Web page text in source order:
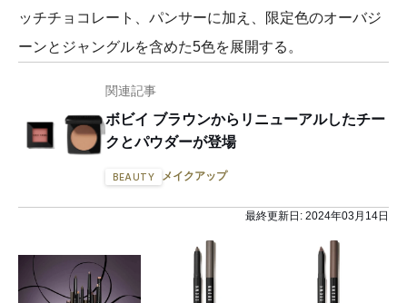
ッチチョコレート、パンサーに加え、限定色のオーバジ
ーンとジャングルを含めた5色を展開する。
関連記事
ボビイ ブラウンからリニューアルしたチー
クとパウダーが登場
BEAUTY メイクアップ
最終更新日: 2024年03月14日